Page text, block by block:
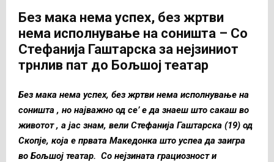
Без мака нема успех, без жртви
нема исполнување на соништа – Со
Стефанија Гаштарска за нејзиниот
трнлив пат до Бољшој театар
Без мака нема успех, без жртви нема исполнување на
соништа , но најважно од се’ е да знаеш што сакаш во
животот , а јас знам, вели Стефанија Гаштарска (19) од
Скопје, која е првата Македонка што успеа да заигра
во Бољшој театар. Со нејзината грациозност и